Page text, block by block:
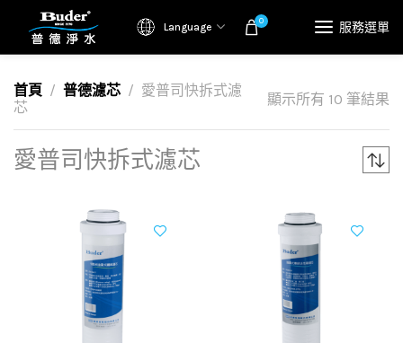
Language 0 服務選單
首頁 普德濾芯
愛普司快拆式濾
芯
顯示所有 10 筆結果
愛普司快拆式濾芯